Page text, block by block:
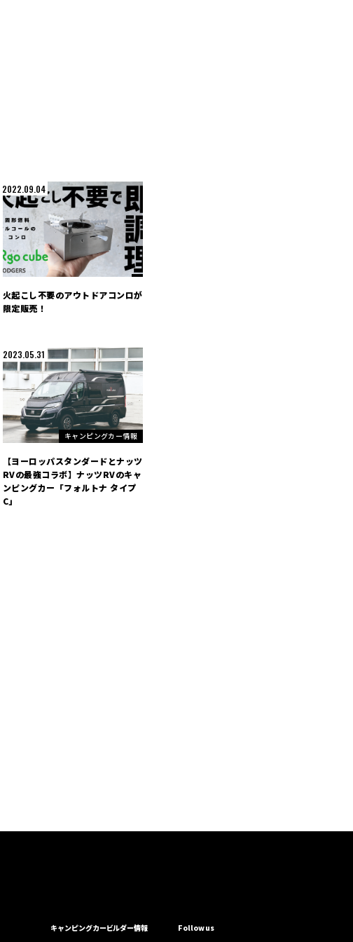
2022.09.04
火起こし不要のアウトドアコンロが
限定販売！
2023.05.31
キャンピングカー情報
【ヨーロッパスタンダードとナッツ
RVの最強コラボ】ナッツRVのキャ
ンピングカー「フォルトナ タイプ
C」
キャンピングカービルダー情報 Follow us